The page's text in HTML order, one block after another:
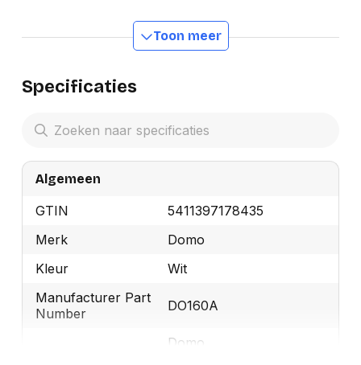
effect. De aircooler is voorzien van een
afstandsbediening, timer tot 12 uur, handige wieltjes
en een handvat, waardoor hij eenvoudig te
in woonkamers, slaapkamers en kantoren.
Toon meer
Specificaties
Algemeen
GTIN
5411397178435
Merk
Domo
Kleur
Wit
Manufacturer Part
Number
DO160A
Domo